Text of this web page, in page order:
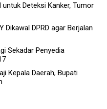
Deteksi Kanker, Tumor
Dikawal DPRD agar Berjalan
Sekadar Penyedia
Kepala Daerah, Bupati